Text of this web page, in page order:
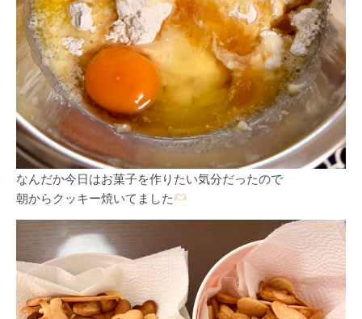
なんだか今日はお菓子を作りたい気分だったので
朝からクッキー焼いてました